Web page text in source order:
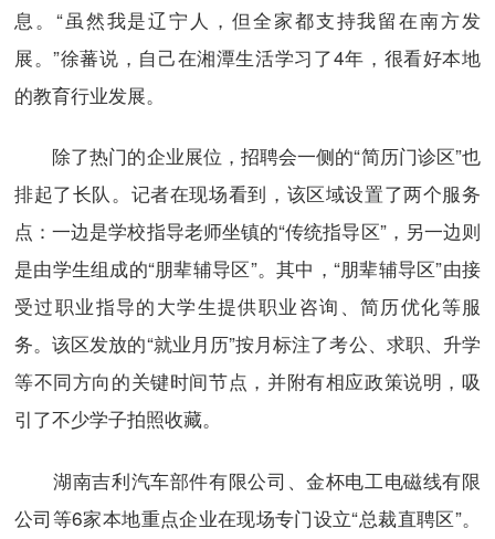
息。“虽然我是辽宁人，但全家都支持我留在南方发
展。”徐蕃说，自己在湘潭生活学习了4年，很看好本地
的教育行业发展。
除了热门的企业展位，招聘会一侧的“简历门诊区”也
排起了长队。记者在现场看到，该区域设置了两个服务
点：一边是学校指导老师坐镇的“传统指导区”，另一边则
是由学生组成的“朋辈辅导区”。其中，“朋辈辅导区”由接
受过职业指导的大学生提供职业咨询、简历优化等服
务。该区发放的“就业月历”按月标注了考公、求职、升学
等不同方向的关键时间节点，并附有相应政策说明，吸
引了不少学子拍照收藏。
湖南吉利汽车部件有限公司、金杯电工电磁线有限
公司等6家本地重点企业在现场专门设立“总裁直聘区”。